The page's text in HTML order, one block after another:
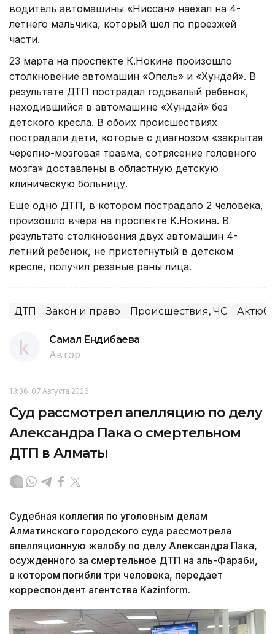
водитель автомашины «Ниссан» наехал на 4-
летнего мальчика, который шел по проезжей
части.
23 марта на проспекте К.Нокина произошло
столкновение автомашин «Опель» и «Хундай». В
результате ДТП пострадал годовалый ребенок,
находившийся в автомашине «Хундай» без
детского кресла. В обоих происшествиях
пострадали дети, которые с диагнозом «закрытая
черепно-мозговая травма, сотрясение головного
мозга» доставлены в областную детскую
клиническую больницу.
Еще одно ДТП, в котором пострадало 2 человека,
произошло вчера на проспекте К.Нокина. В
результате столкновения двух автомашин 4-
летний ребенок, не пристегнутый в детском
кресле, получил резаные раны лица.
ДТП Закон и право Происшествия, ЧС
Самал Ендибаева
Автор
13:36, 07 Августа 2026
Суд рассмотрел апелляцию по делу
Александра Пака о смертельном
ДТП в Алматы
Судебная коллегия по уголовным делам
Алматинского городского суда рассмотрела
апелляционную жалобу по делу Александра Пака,
осужденного за смертельное ДТП на аль-Фараби,
в котором погибли три человека, передает
корреспондент агентства Kazinform.